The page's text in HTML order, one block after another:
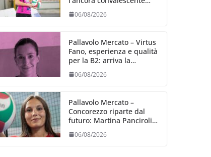
Alexandra Ravarini
06/08/2026
Pallavolo Mercato – Virtus
Fano, esperienza e qualità
per la B2: arriva la
schiacciatrice fermana
Alessia Castellucci
06/08/2026
Pallavolo Mercato –
Concorezzo riparte dal
futuro: Martina Panciroli è
il primo acquisto
06/08/2026